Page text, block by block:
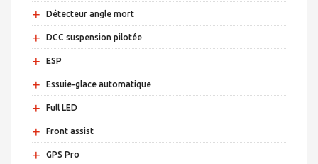
+ Détecteur angle mort
+ DCC suspension pilotée
+ ESP
+ Essuie-glace automatique
+ Full LED
+ Front assist
+ GPS Pro